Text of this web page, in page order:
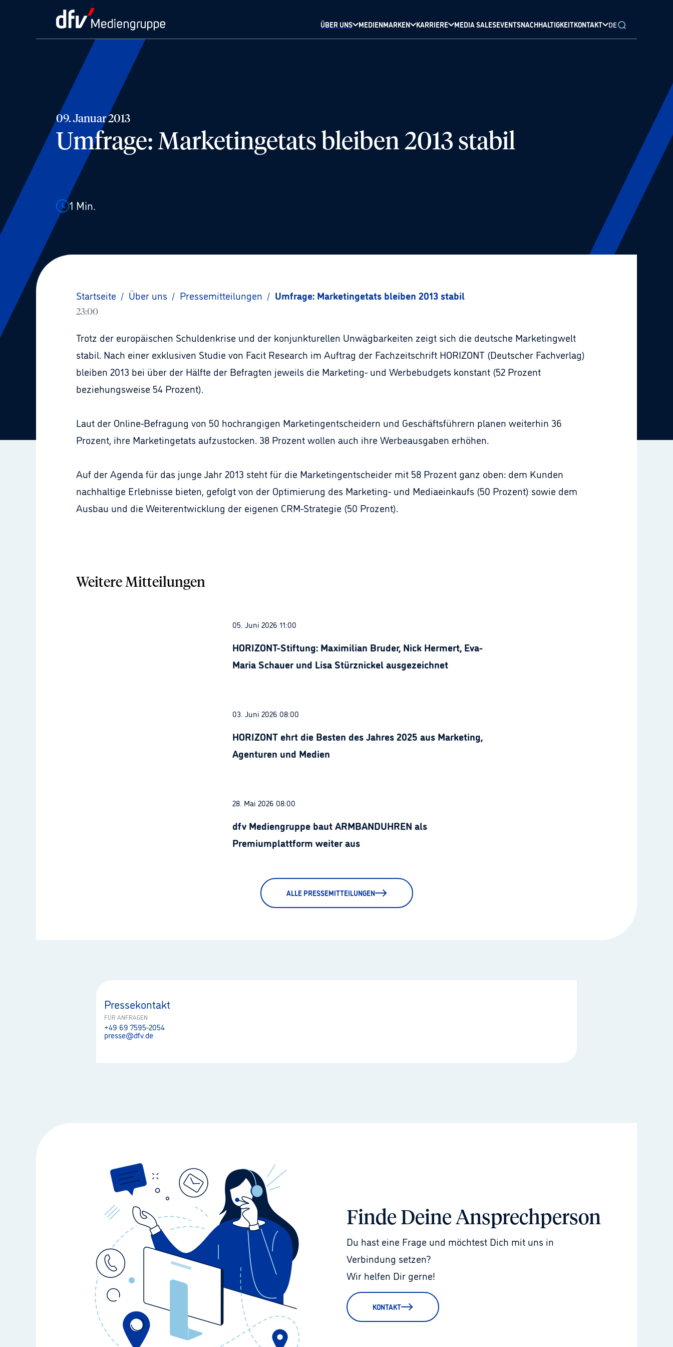
ÜBER UNS MEDIENMARKEN KARRIERE MEDIA SALESEVENTSNACHHALTIGKEITKONTAKT DE
09. Januar 2013
Umfrage: Marketingetats bleiben 2013 stabil
1 Min.
Startseite / Über uns / Pressemitteilungen / Umfrage: Marketingetats bleiben 2013 stabil
23:00
Trotz der europäischen Schuldenkrise und der konjunkturellen Unwägbarkeiten zeigt sich die deutsche Marketingwelt
stabil. Nach einer exklusiven Studie von Facit Research im Auftrag der Fachzeitschrift HORIZONT (Deutscher Fachverlag)
bleiben 2013 bei über der Hälfte der Befragten jeweils die Marketing- und Werbebudgets konstant (52 Prozent
beziehungsweise 54 Prozent).
Laut der Online-Befragung von 50 hochrangigen Marketingentscheidern und Geschäftsführern planen weiterhin 36
Prozent, ihre Marketingetats aufzustocken. 38 Prozent wollen auch ihre Werbeausgaben erhöhen.
Auf der Agenda für das junge Jahr 2013 steht für die Marketingentscheider mit 58 Prozent ganz oben: dem Kunden
nachhaltige Erlebnisse bieten, gefolgt von der Optimierung des Marketing- und Mediaeinkaufs (50 Prozent) sowie dem
Ausbau und die Weiterentwicklung der eigenen CRM-Strategie (50 Prozent).
Weitere Mitteilungen
05. Juni 2026 11:00
HORIZONT-Stiftung: Maximilian Bruder, Nick Hermert, Eva-
Maria Schauer und Lisa Stürznickel ausgezeichnet
03. Juni 2026 08:00
HORIZONT ehrt die Besten des Jahres 2025 aus Marketing,
Agenturen und Medien
28. Mai 2026 08:00
dfv Mediengruppe baut ARMBANDUHREN als
Premiumplattform weiter aus
ALLE PRESSEMITTEILUNGEN
Pressekontakt
FÜR ANFRAGEN
+49 69 7595-2054
presse@dfv.de
Finde Deine Ansprechperson
Du hast eine Frage und möchtest Dich mit uns in
Verbindung setzen?
Wir helfen Dir gerne!
KONTAKT